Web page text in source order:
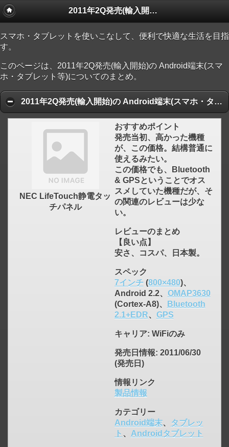
2011年2Q発売(輸入開始)の Android端末(スマホ・タブレット等)
スマホ・タブレットを使いこなして、便利で快適な生活を目指
す。
このページは、2011年2Q発売(輸入開始)の Android端末(スマ
ホ・タブレット等)についてのまとめ。
2011年2Q発売(輸入開始)の Android端末(スマホ・タブレット等) 人気ランキング順
NEC LifeTouch静電タッ
チパネル
おすすめポイント
発売当初、高かった機種
が、この価格。結構普通に
使えるみたい。
この価格でも、Bluetooth
& GPSということでオス
スメしていた機種だが、そ
の関連のレビューは少な
い。
レビューのまとめ
【良い点】
安さ、コスパ、日本製。
スペック
7インチ(800×480)、
Android 2.2、 OMAP3630
(Cortex-A8)、
Bluetooth
2.1+EDR、 GPS
キャリア: WiFiのみ
発売日情報: 2011/06/30
(発売日)
情報リンク
製品情報
カテゴリー
Android端末、
タブレッ
ト 、 Androidタブレット
click to expand contents